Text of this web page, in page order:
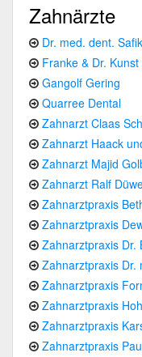
Zahnärzte
Dr. med. dent.
Franke & Dr.
Gangolf Gering
Quarree Dental
Zahnarzt Claas
Zahnarzt Haack
Zahnarzt Majid
Zahnarzt Ralf
Zahnarztpraxis
Zahnarztpraxis
Zahnarztpraxis Dr.
Zahnarztpraxis Dr.
Zahnarztpraxis
Zahnarztpraxis
Zahnarztpraxis
Zahnarztpraxis